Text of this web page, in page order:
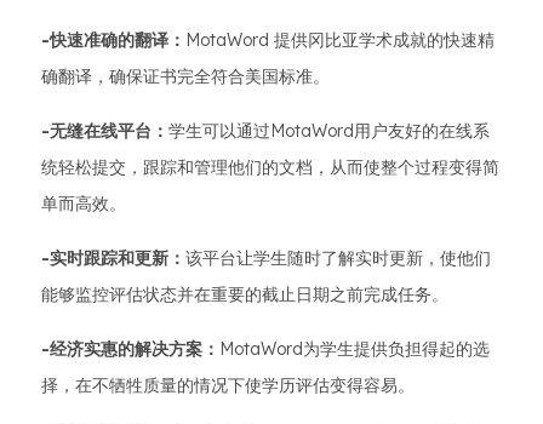
-快速准确的翻译： MotaWord 提供冈比亚学术成就的快速精
确翻译，确保证书完全符合美国标准。
-无缝在线平台： 学生可以通过MotaWord用户友好的在线系
统轻松提交，跟踪和管理他们的文档，从而使整个过程变得简
单而高效。
-实时跟踪和更新： 该平台让学生随时了解实时更新，使他们
能够监控评估状态并在重要的截止日期之前完成任务。
-经济实惠的解决方案： MotaWord为学生提供负担得起的选
择，在不牺牲质量的情况下使学历评估变得容易。